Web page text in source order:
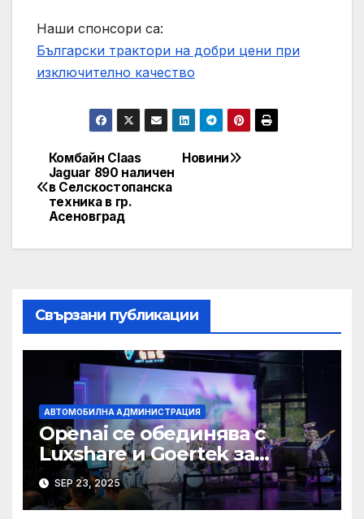
Наши спонсори са:
Български трактори на добри цени при
изключително качество
Post
navigation
Новини
Комбайн Claas
Jaguar 890 наличен
в Селскостопанска
техника в гр.
Асеновград
Свързани публикации
АВТОМОБИЛНА АДМИНИСТРАЦИЯ
Openai се обединява с
Luxshare и Goertek за
разработване на ново AI
устройство · Technode
SEP 23, 2025